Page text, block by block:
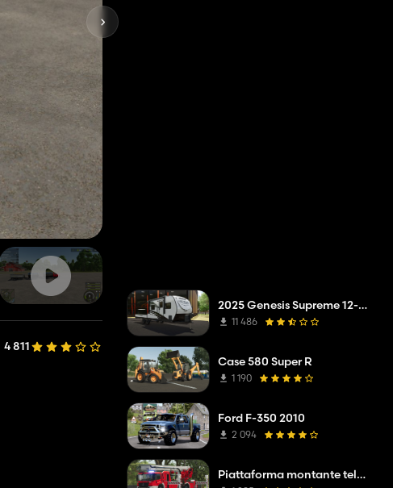
4 811
2025 Genesis Supreme 12-14.6RB Toy Hauler
11 486
Case 580 Super R
1 190
Ford F-350 2010
2 094
Piattaforma montante telescopica Mercedes Benz Econic WISS